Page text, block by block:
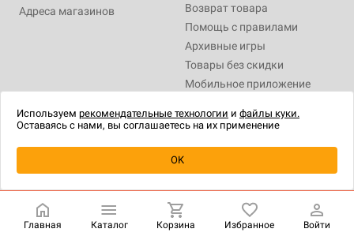
14+
Уведомить о наличии
14+
Книга "Как создать
настольную игру.
Руководство от Kobold Press"
1 790 ₽
Уведомить о наличии
3-6 120+ 14+ Дополнение 3-6
Сборник приключений
"Midgard: Саги"
2 290 ₽
Купить
Дополнение Дополнение 3-6
Midgard: Приключение
"Гробница Тибереша"
890 ₽
Купить
Дополнение 3-6
Купить
Адреса магазинов
Возврат товара
Помощь с правилами
Архивные игры
Товары без скидки
Мобильное приложение
HOBBY GAMES
Игры оптом
Работа у нас
НАШИ ПРОЕКТЫ
Warforge
CrowdRepublic
Главная Каталог Корзина Избранное Войти
Используем рекомендательные технологии и файлы куки.
Оставаясь с нами, вы соглашаетесь на их применение
OK